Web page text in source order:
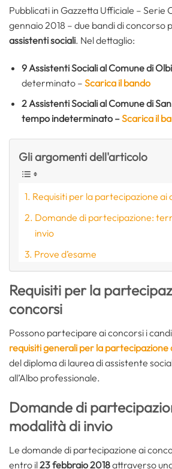
Pubblicati in Gazzetta Ufficiale – Serie
gennaio 2018 – due bandi di concorso
assistenti sociali. Nel dettaglio:
9 Assistenti Sociali al Comune di
determinato – Scarica il bando
2 Assistenti Sociali al Comune di
tempo indeterminato –Scarica il
Gli argomenti dell'articolo
Requisiti per la partecipazione ai
Domande di partecipazione:
invio
Prove d’esame
Requisiti per la
concorsi
Possono partecipare ai concorsi i
requisiti generali per la partecipazione
del diploma di laurea di assistente
all’Albo professionale.
Domande di
modalità di invio
Le domande di partecipazione ai
entro il23 febbraio 2018attraverso